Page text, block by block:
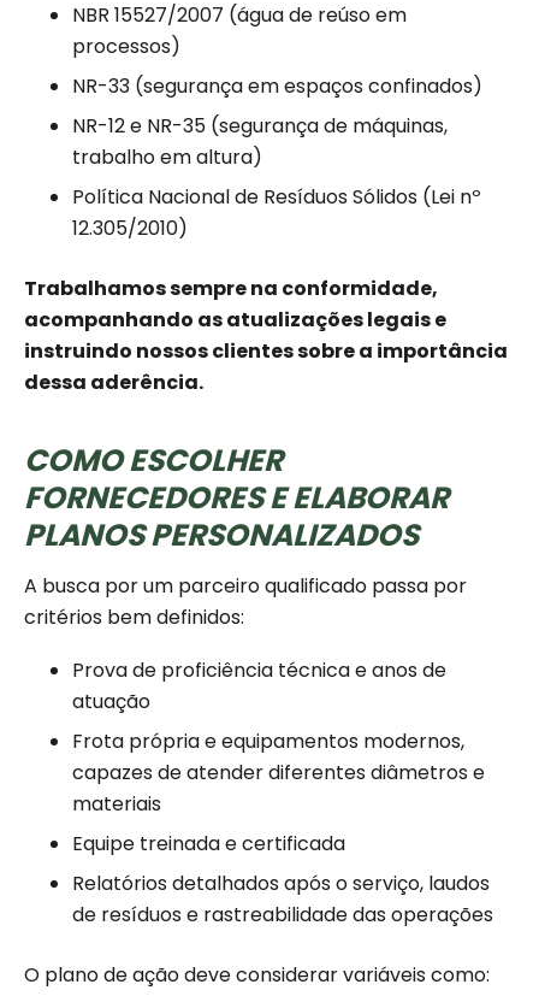
NBR 15527/2007 (água de reúso em
processos)
NR-33 (segurança em espaços confinados)
NR-12 e NR-35 (segurança de máquinas,
trabalho em altura)
Política Nacional de Resíduos Sólidos (Lei nº
12.305/2010)
Trabalhamos sempre na conformidade,
acompanhando as atualizações legais e
instruindo nossos clientes sobre a importância
dessa aderência.
COMO ESCOLHER
FORNECEDORES E ELABORAR
PLANOS PERSONALIZADOS
A busca por um parceiro qualificado passa por
critérios bem definidos:
Prova de proficiência técnica e anos de
atuação
Frota própria e equipamentos modernos,
capazes de atender diferentes diâmetros e
materiais
Equipe treinada e certificada
Relatórios detalhados após o serviço, laudos
de resíduos e rastreabilidade das operações
O plano de ação deve considerar variáveis como: